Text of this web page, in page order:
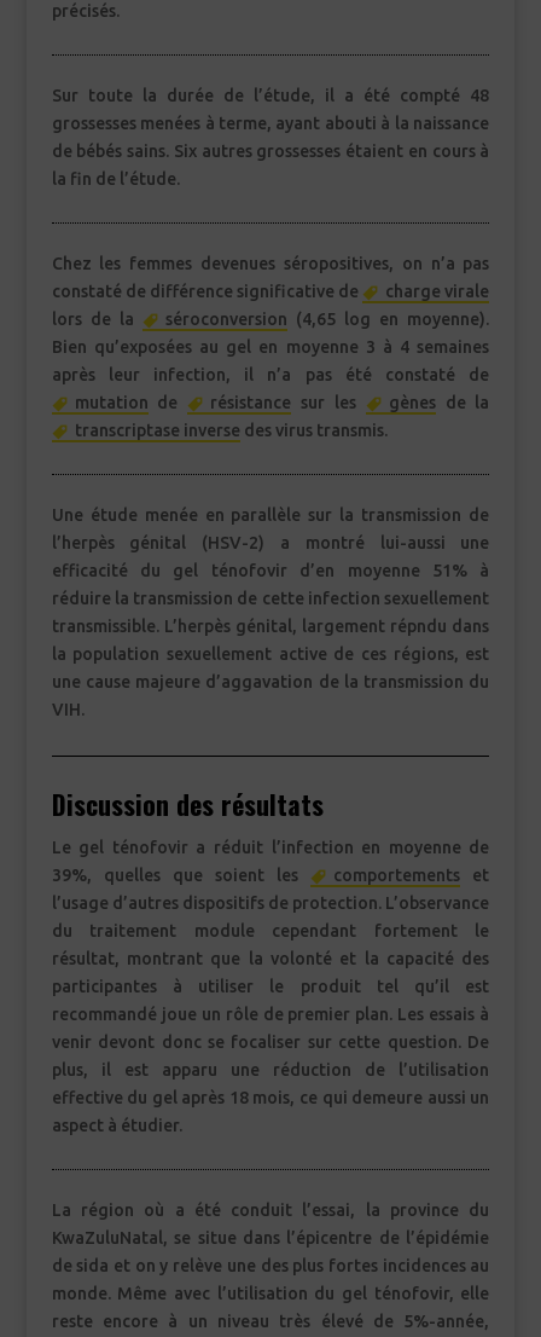
précisés.
Sur toute la durée de l’étude, il a été compté 48
grossesses menées à terme, ayant abouti à la naissance
de bébés sains. Six autres grossesses étaient en cours à
la fin de l’étude.
Chez les femmes devenues séropositives, on n’a pas
constaté de différence significative de
charge virale
lors de la
séroconversion (4,65 log en moyenne).
Bien qu’exposées au gel en moyenne 3 à 4 semaines
après leur infection, il n’a pas été constaté de
mutation de résistance sur les gènesde la
transcriptase inverse des virus transmis.
Une étude menée en parallèle sur la transmission de
l’herpès génital (HSV-2) a montré lui-aussi une
efficacité du gel ténofovir d’en moyenne 51% à
réduire la transmission de cette infection sexuellement
transmissible. L’herpès génital, largement répndu dans
la population sexuellement active de ces régions, est
une cause majeure d’aggavation de la transmission du
VIH.
Discussion des résultats
Le gel ténofovir a réduit l’infection en moyenne de
39%, quelles que soient les
comportements et
l’usage d’autres dispositifs de protection. L’observance
du traitement module cependant fortement le
résultat, montrant que la volonté et la capacité des
participantes à utiliser le produit tel qu’il est
recommandé joue un rôle de premier plan. Les essais à
venir devont donc se focaliser sur cette question. De
plus, il est apparu une réduction de l’utilisation
effective du gel après 18 mois, ce qui demeure aussi un
aspect à étudier.
La région où a été conduit l’essai, la province du
KwaZuluNatal, se situe dans l’épicentre de l’épidémie
de sida et on y relève une des plus fortes incidences au
monde. Même avec l’utilisation du gel ténofovir, elle
reste encore à un niveau très élevé de 5%-année,